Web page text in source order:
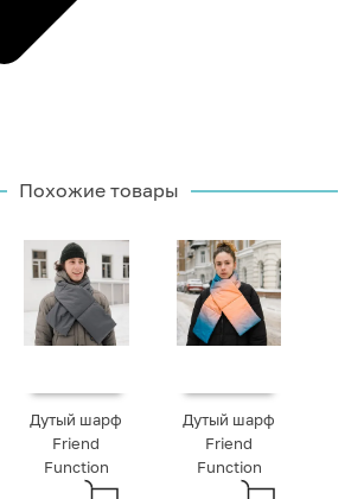
Похожие товары
Дутый шарф
Friend
Function
Дутый шарф
Friend
Function